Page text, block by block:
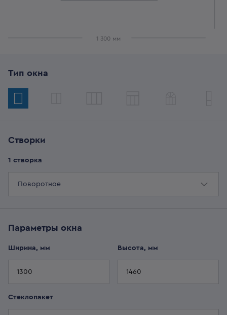
1 300 мм
Тип окна
Створки
1 створка
Поворотное
Параметры окна
Ширина, мм Высота, мм
Стеклопакет